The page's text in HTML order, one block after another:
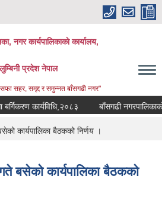
नगर कार्यपालिकाकाे कार्यालय,
लुम्बिनी प्रदेश नेपाल
सफा सहर, समृद्द र समुन्नत बाँसगढी नगर"
कार्यविधि,२०८३ बाँसगढी नगरपालिकाको
कार्यपालिका बैठकको निर्णय ।
बसेको कार्यपालिका बैठकको